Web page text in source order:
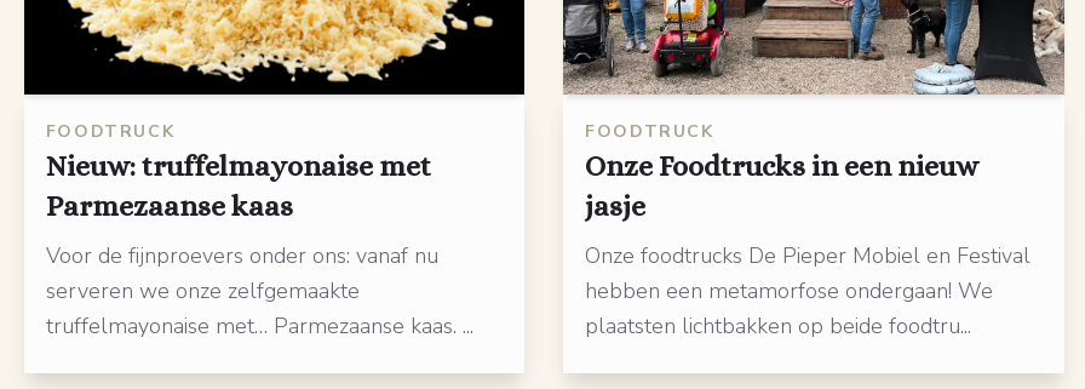
FOODTRUCK
Nieuw: truffelmayonaise met
Parmezaanse kaas
Voor de fijnproevers onder ons: vanaf nu
serveren we onze zelfgemaakte
truffelmayonaise met… Parmezaanse kaas. ...
FOODTRUCK
Onze Foodtrucks in een nieuw
jasje
Onze foodtrucks De Pieper Mobiel en Festival
hebben een metamorfose ondergaan! We
plaatsten lichtbakken op beide foodtru...